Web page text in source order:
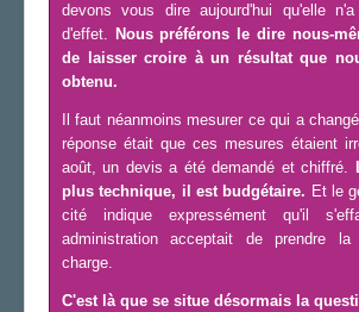
devons vous dire aujourd'hui qu'elle
d'effet. Nous préférons le dire nous-
de laisser croire à un résultat que
obtenu.
Il faut néanmoins mesurer ce qui a
réponse était que ces mesures étaient
août, un devis a été demandé et chiffré.
plus technique, il est budgétaire. Et le
cité indique expressément qu'il
administration acceptait de prendre
charge.
C'est là que se situe désormais la